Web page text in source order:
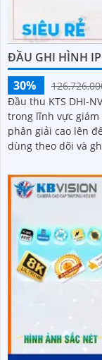
ĐẦU GHI HÌNH
30%
Đầu thu KTS DHI-
trong lĩnh vực giám sát an ninh.
phân giải cao lên
dùng theo dõi và